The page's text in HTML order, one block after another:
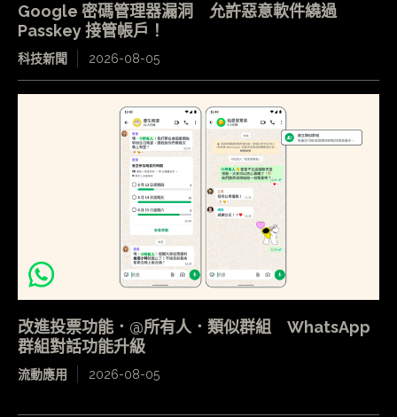
Google 密碼管理器漏洞 允許惡意軟件繞過
Passkey 接管帳戶！
科技新聞 2026-08-05
改進投票功能．@所有人．類似群組 WhatsApp
群組對話功能升級
流動應用 2026-08-05